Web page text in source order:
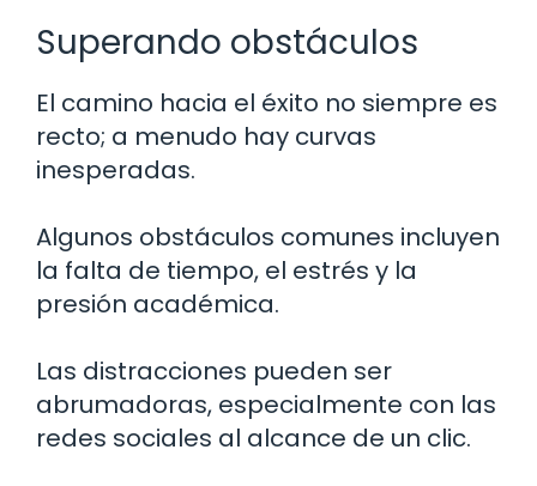
Superando obstáculos
El camino hacia el éxito no siempre es
recto; a menudo hay curvas
inesperadas.
Algunos obstáculos comunes incluyen
la falta de tiempo, el estrés y la
presión académica.
Las distracciones pueden ser
abrumadoras, especialmente con las
redes sociales al alcance de un clic.